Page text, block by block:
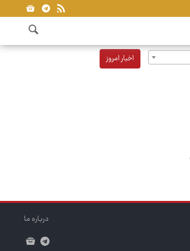
اخبار امروز
درباره ما